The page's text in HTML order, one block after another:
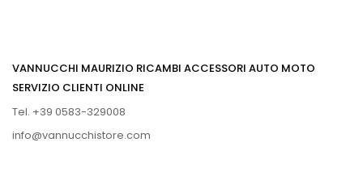
VANNUCCHI MAURIZIO RICAMBI ACCESSORI AUTO MOTO
SERVIZIO CLIENTI ONLINE
Tel. +39 0583-329008
info@vannucchistore.com